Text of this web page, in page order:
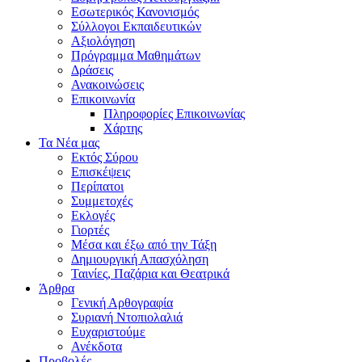
Εσωτερικός Κανονισμός
Σύλλογοι Εκπαιδευτικών
Αξιολόγηση
Πρόγραμμα Μαθημάτων
Δράσεις
Ανακοινώσεις
Επικοινωνία
Πληροφορίες Επικοινωνίας
Χάρτης
Τα Νέα μας
Εκτός Σύρου
Επισκέψεις
Περίπατοι
Συμμετοχές
Εκλογές
Γιορτές
Μέσα και έξω από την Τάξη
Δημιουργική Απασχόληση
Ταινίες, Παζάρια και Θεατρικά
Άρθρα
Γενική Αρθογραφία
Συριανή Ντοπιολαλιά
Ευχαριστούμε
Ανέκδοτα